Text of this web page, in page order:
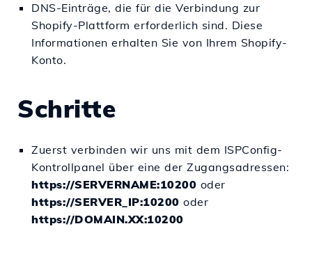
DNS-Einträge, die für die Verbindung zur
Shopify-Plattform erforderlich sind. Diese
Informationen erhalten Sie von Ihrem Shopify-
Konto.
Schritte
Zuerst verbinden wir uns mit dem ISPConfig-
Kontrollpanel über eine der Zugangsadressen:
https://SERVERNAME:10200 oder
https://SERVER_IP:10200 oder
https://DOMAIN.XX:10200